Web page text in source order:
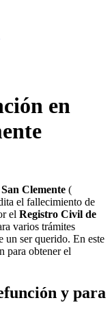
en
Clemente (
el fallecimiento de
el Registro Civil de
varios trámites
un ser querido. En este
para obtener el
y para